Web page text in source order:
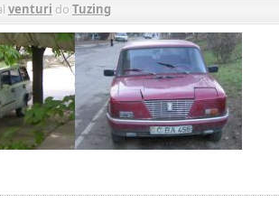
venturi do Tuzing